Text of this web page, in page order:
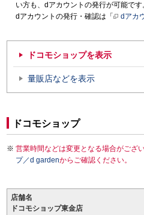
い方も、dアカウントの発行が可能です
dアカウントの発行・確認は「
dアカ
ドコモショップを表示
量販店などを表示
ドコモショップ
営業時間などは変更となる場合がござ
プ／d gardenからご確認ください。
店舗名
ドコモショップ東金店